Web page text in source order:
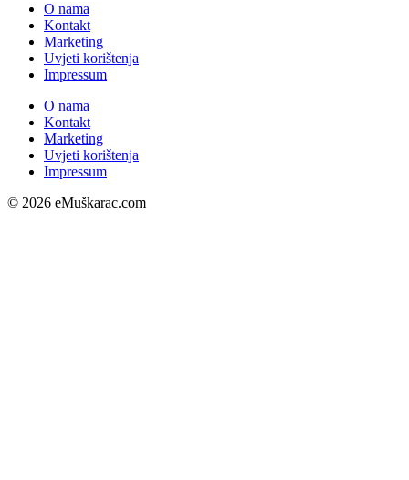
O nama
Kontakt
Marketing
Uvjeti korištenja
Impressum
O nama
Kontakt
Marketing
Uvjeti korištenja
Impressum
© 2026 eMuškarac.com